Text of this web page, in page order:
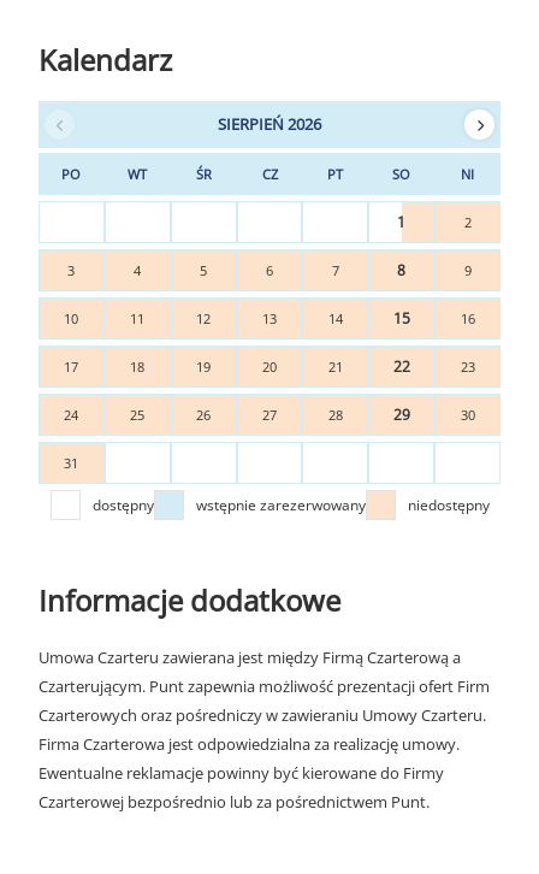
Kalendarz
SIERPIEŃ 2026
PO WT ŚR CZ PT SO NI
1 2
3 4 5 6 7 8 9
10 11 12 13 14 15 16
17 18 19 20 21 22 23
24 25 26 27 28 29 30
31
dostępny wstępnie zarezerwowany niedostępny
Informacje dodatkowe
Umowa Czarteru zawierana jest między Firmą Czarterową a
Czarterującym. Punt zapewnia możliwość prezentacji ofert Firm
Czarterowych oraz pośredniczy w zawieraniu Umowy Czarteru.
Firma Czarterowa jest odpowiedzialna za realizację umowy.
Ewentualne reklamacje powinny być kierowane do Firmy
Czarterowej bezpośrednio lub za pośrednictwem Punt.